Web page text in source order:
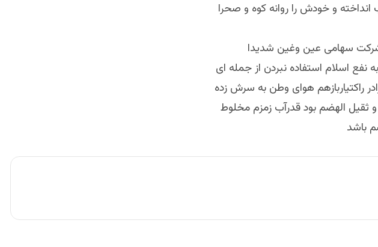
انداخته و خودش را روانه کوه و صحرا
سهامی عین وغین شدیدا
اسلام استفاده نبردن از جمله ای
هوای وطن به سرش زده
ثقيل الهضم بود قدرآب زمزم مخلوط
باشد